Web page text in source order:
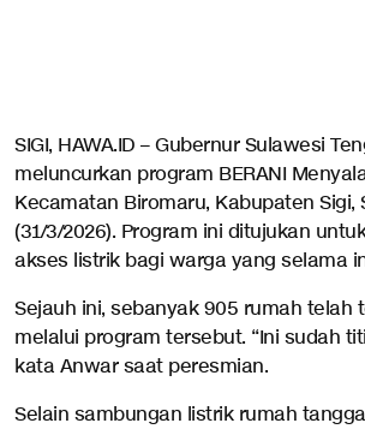
SIGI, HAWA.ID – Gubernur Sulawesi
meluncurkan program BERANI
Kecamatan Biromaru, Kabupaten Sigi,
(31/3/2026). Program ini ditujukan
akses listrik bagi warga yang selama
Sejauh ini, sebanyak 905 rumah telah
melalui program tersebut. “Ini sudah
kata Anwar saat peresmian.
Selain sambungan listrik rumah